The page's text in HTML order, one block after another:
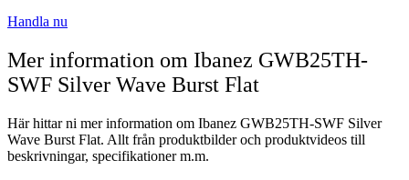
Handla nu
Mer information om Ibanez GWB25TH-
SWF Silver Wave Burst Flat
Här hittar ni mer information om Ibanez GWB25TH-SWF Silver
Wave Burst Flat. Allt från produktbilder och produktvideos till
beskrivningar, specifikationer m.m.